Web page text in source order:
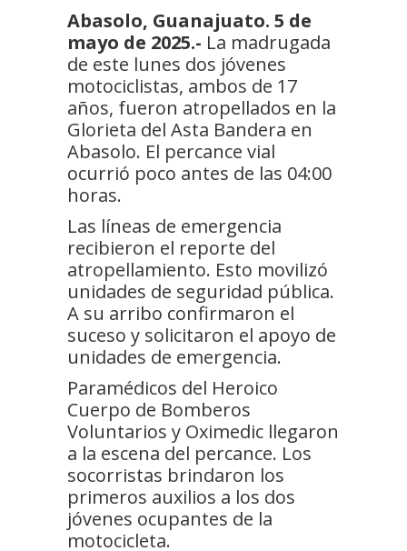
Abasolo, Guanajuato. 5 de
mayo de 2025.- La madrugada
de este lunes dos jóvenes
motociclistas, ambos de 17
años, fueron atropellados en la
Glorieta del Asta Bandera en
Abasolo. El percance vial
ocurrió poco antes de las 04:00
horas.
Las líneas de emergencia
recibieron el reporte del
atropellamiento. Esto movilizó
unidades de seguridad pública.
A su arribo confirmaron el
suceso y solicitaron el apoyo de
unidades de emergencia.
Paramédicos del Heroico
Cuerpo de Bomberos
Voluntarios y Oximedic llegaron
a la escena del percance. Los
socorristas brindaron los
primeros auxilios a los dos
jóvenes ocupantes de la
motocicleta.